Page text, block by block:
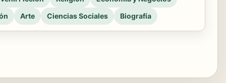
Arte Ciencias Sociales Biografía